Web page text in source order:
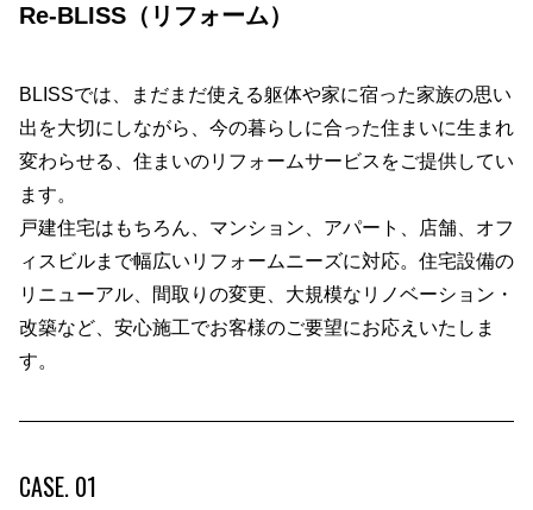
Re-BLISS（リフォーム）
BLISSでは、まだまだ使える躯体や家に宿った家族の思い
出を大切にしながら、今の暮らしに合った住まいに生まれ
変わらせる、住まいのリフォームサービスをご提供してい
ます。
戸建住宅はもちろん、マンション、アパート、店舗、オフ
ィスビルまで幅広いリフォームニーズに対応。住宅設備の
リニューアル、間取りの変更、大規模なリノベーション・
改築など、安心施工でお客様のご要望にお応えいたしま
す。
CASE. 01